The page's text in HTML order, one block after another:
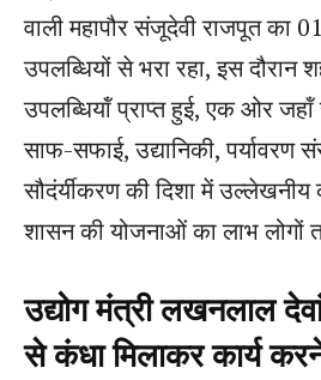
वाली महापौर संजूदेवी राजपूत का
उपलब्धियों से भरा रहा, इस दौरान
उपलब्धियॉं प्राप्त हुई, एक ओर
साफ-सफाई, उद्यानिकी, पर्यावरण
सौदंर्यीकरण की दिशा में उल्लेखनीय
शासन की योजनाओं का लाभ लोगों
उद्योग मंत्री लखनलाल
से कंधा मिलाकर कार्य करने